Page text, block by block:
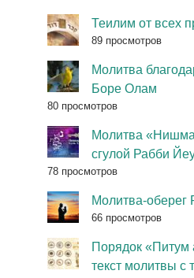
Теилим от всех
89 просмотров
Молитва
Боре Олам
80 просмотров
Молитва
сгулой Рабби
78 просмотров
Молитва-оберег
66 просмотров
Порядок «Питум
текст молитвы с